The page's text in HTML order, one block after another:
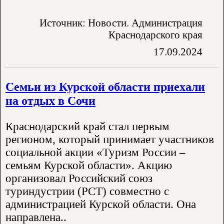
Источник: Новости. Администрация
Краснодарского края
17.09.2024
Семьи из Курской области приехали
на отдых в Сочи
Краснодарский край стал первым
регионом, который принимает участников
социальной акции «Туризм России –
семьям Курской области». Акцию
организовал Российский союз
туриндустрии (РСТ) совместно с
администрацией Курской области. Она
направлена..